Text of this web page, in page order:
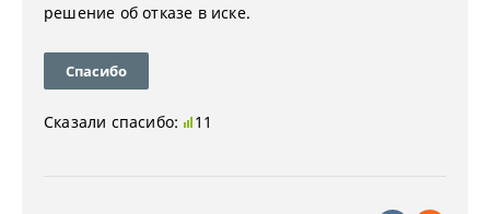
решение об отказе в иске.
Спасибо
Сказали спасибо: 11